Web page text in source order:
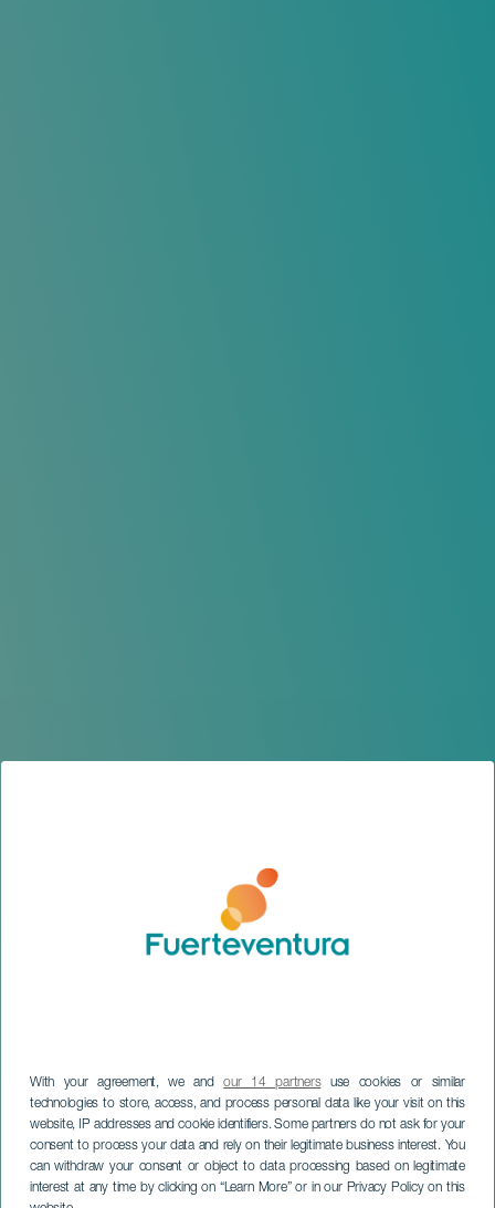
With your agreement, we andour 14 partnersuse cookies or similar
technologies to store, access, and process personal data like your visit on this
website, IP addresses and cookie identifiers. Some partners do not ask for your
consent to process your data and rely on their legitimate business interest. You
can withdraw your consent or object to data processing based on legitimate
interest at any time by clicking on “Learn More” or in our Privacy Policy on this
FUERTEVENTURA